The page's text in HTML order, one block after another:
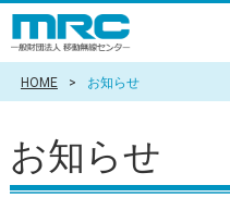
HOME > お知らせ
お知らせ